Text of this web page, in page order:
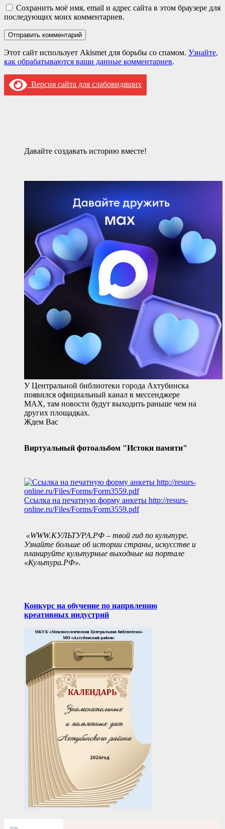
Сохранить моё имя, email и адрес сайта в этом браузере для
последующих моих комментариев.
Этот сайт использует Akismet для борьбы со спамом. Узнайте,
как обрабатываются ваши данные комментариев.
Версия сайта для слабовидящих
Давайте создавать историю вместе!
У Центральной библиотеки города Ахтубинска
появился официальный канал в мессенджере
MAX, там новости будут выходить раньше чем на
других площадках.
Ждем Вас
Виртуальный фотоальбом "Истоки памяти"
Ссылка на печатную форму анкеты http://resurs-
online.ru/Files/Forms/Form3559.pdf
«WWW.КУЛЬТУРА.РФ – твой гид по культуре.
Узнайте больше об истории страны, искусстве и
планируйте культурные выходные на портале
«Культура.РФ».
Конкурс на обучение по напрвлению
креативных индустрий